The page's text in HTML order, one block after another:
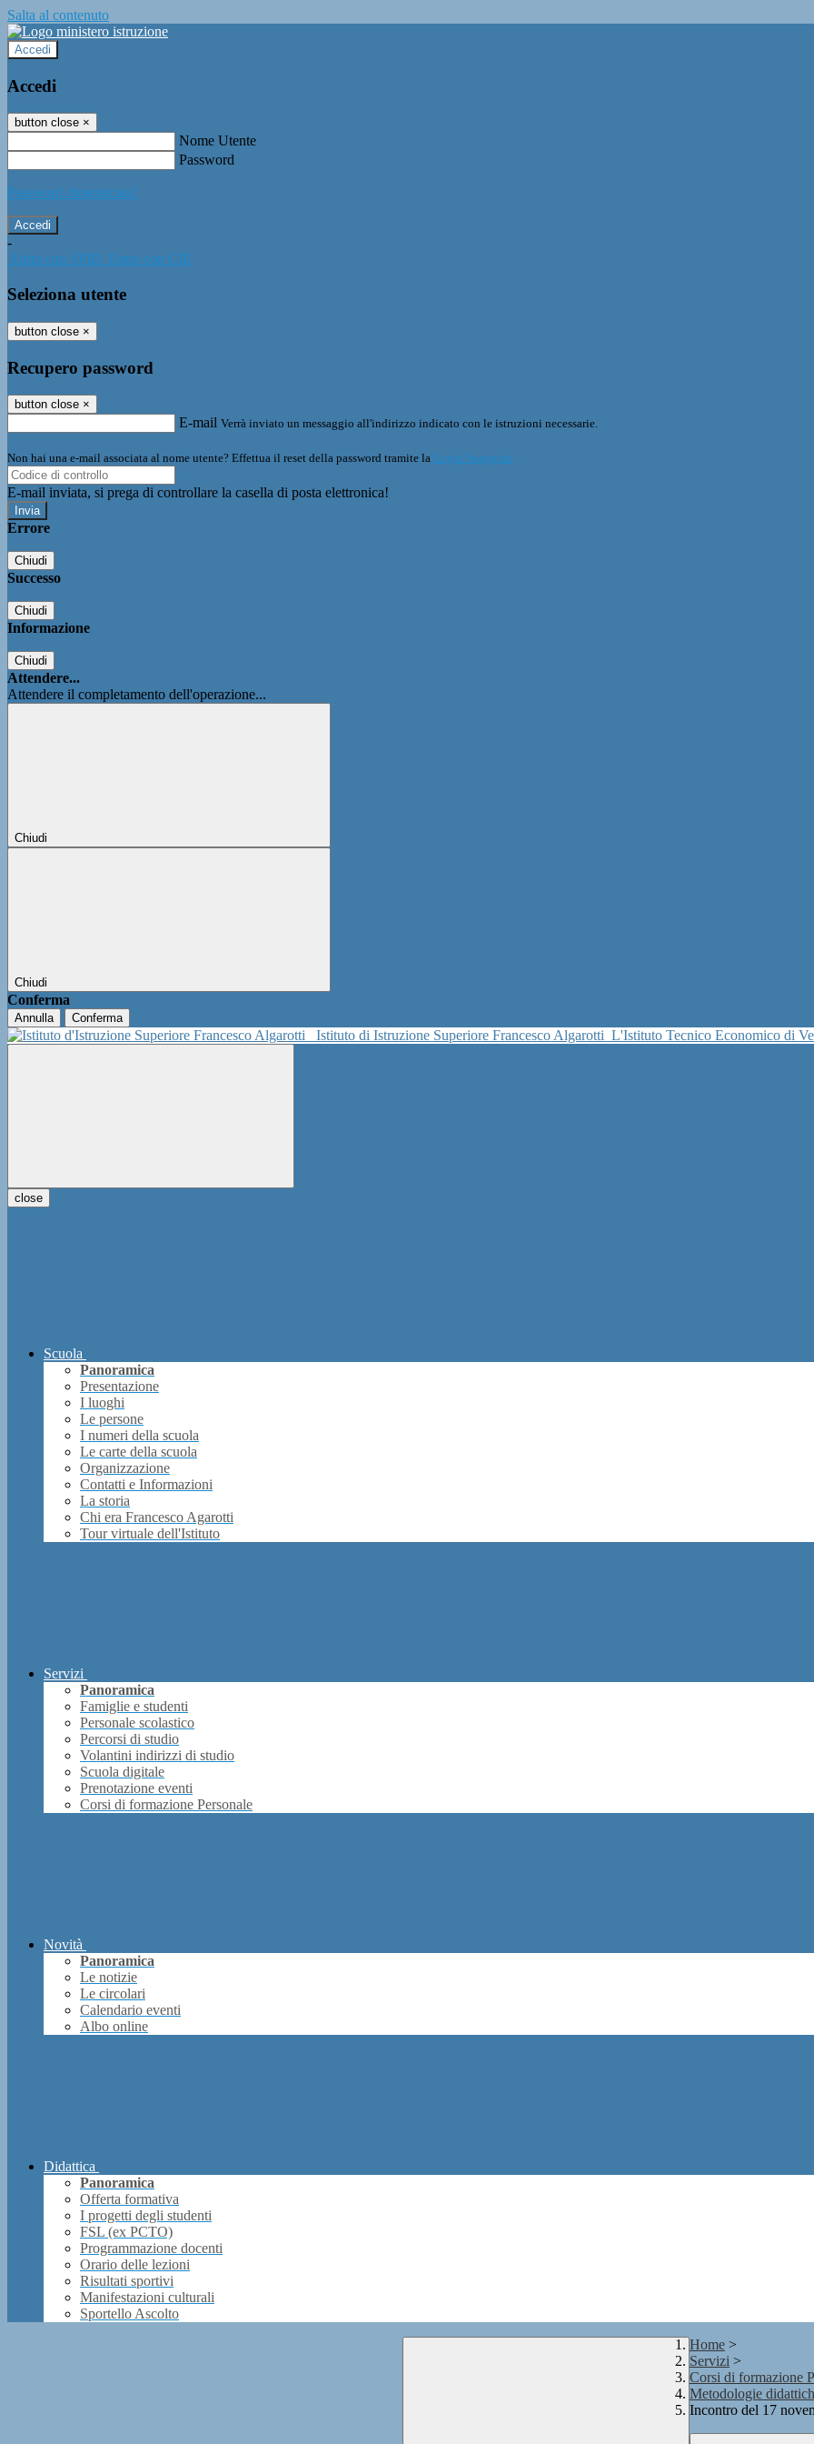
Salta al contenuto
Accedi
Accedi
button close ×
Nome Utente
Password
Password dimenticata?
-
Entra con SPID Entra con CIE
Seleziona utente
button close ×
Recupero password
button close ×
E-mail Verrà inviato un messaggio all'indirizzo indicato con le istruzioni necessarie.
Non hai una e-mail associata al nome utente? Effettua il reset della password tramite la Login Spaggiari
E-mail inviata, si prega di controllare la casella di posta elettronica!
Errore
Chiudi
Successo
Chiudi
Informazione
Chiudi
Attendere...
Attendere il completamento dell'operazione...
Chiudi
Chiudi
Conferma
Annulla Conferma
Istituto di Istruzione Superiore Francesco Algarotti L'Istituto Tecnico Economico di
close
Scuola
Panoramica
Presentazione
I luoghi
Le persone
I numeri della scuola
Le carte della scuola
Organizzazione
Contatti e Informazioni
La storia
Chi era Francesco Agarotti
Tour virtuale dell'Istituto
Servizi
Panoramica
Famiglie e studenti
Personale scolastico
Percorsi di studio
Volantini indirizzi di studio
Scuola digitale
Prenotazione eventi
Corsi di formazione Personale
Novità
Panoramica
Le notizie
Le circolari
Calendario eventi
Albo online
Didattica
Panoramica
Offerta formativa
I progetti degli studenti
FSL (ex PCTO)
Programmazione docenti
Orario delle lezioni
Risultati sportivi
Manifestazioni culturali
Sportello Ascolto
Home >
Servizi >
Corsi di formazione
Metodologie
Incontro del 17